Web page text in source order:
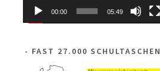
00:00 05:49
FAST 27.000 SCHULTASCHEN